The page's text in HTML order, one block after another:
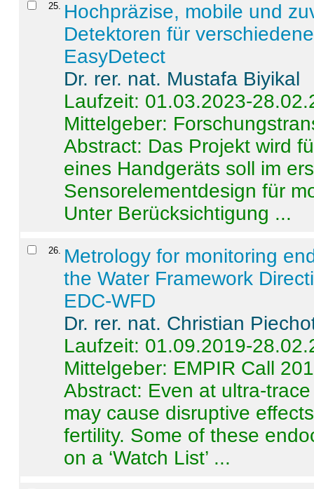
25. Hochpräzise, mobile und
Detektoren für
EasyDetect
Dr. rer. nat. Mustafa Biyikal
Laufzeit: 01.03.2023-
Mittelgeber:
Abstract: Das Projekt wird
eines Handgeräts soll im
Sensorelementdesign für
Unter Berücksichtigung ...
26. Metrology for monitoring
the Water Framework
EDC-WFD
Dr. rer. nat. Christian
Laufzeit: 01.09.2019-
Mittelgeber: EMPIR Call
Abstract: Even at ultra-
may cause disruptive
fertility. Some of these
on a ‘Watch List’ ...